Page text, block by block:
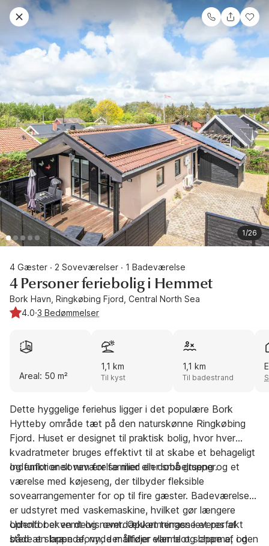
1/26
4 Gæster · 2 Soveværelser · 1 Badeværelse
4 Personer feriebolig i Hemmet
Bork Havn, Ringkøbing Fjord, Central North Sea
4.0·3 Bedømmelser
Areal: 50 m²
1,1 km
Til kyst
1,1 km
Til badestrand
Dette hyggelige feriehus ligger i det populære Bork
Hytteby område tæt på den naturskønne Ringkøbing
Fjord. Huset er designet til praktisk bolig, hvor hver
kvadratmeter bruges effektivt til at skabe et behageligt
og funktionelt rum for familier eller små grupper.
Indenfor er soveværelse med en dobbeltseng og et
værelse med køjeseng, der tilbyder fleksible
sovearrangementer for op til fire gæster. Badeværelset
er udstyret med vaskemaskine, hvilket gør længere
ophold bekvemt og nemt. Opvarmningen leveres af
både en brændeovn, der tilføjer varme og charme, og
Udenfor er en delvis overdækket terrasse et perfekt
sted at slappe af, nyde måltider eller blot slappe af i den